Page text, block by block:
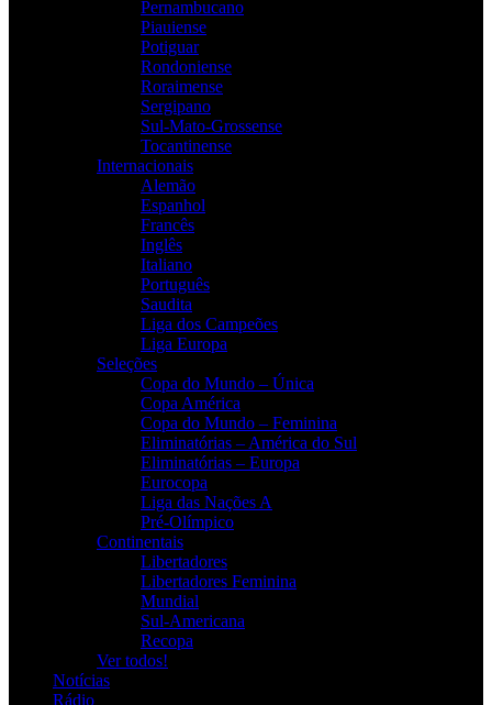
Pernambucano
Piauiense
Potiguar
Rondoniense
Roraimense
Sergipano
Sul-Mato-Grossense
Tocantinense
Internacionais
Alemão
Espanhol
Francês
Inglês
Italiano
Português
Saudita
Liga dos Campeões
Liga Europa
Seleções
Copa do Mundo – Única
Copa América
Copa do Mundo – Feminina
Eliminatórias – América do Sul
Eliminatórias – Europa
Eurocopa
Liga das Nações A
Pré-Olímpico
Continentais
Libertadores
Libertadores Feminina
Mundial
Sul-Americana
Recopa
Ver todos!
Notícias
Rádio